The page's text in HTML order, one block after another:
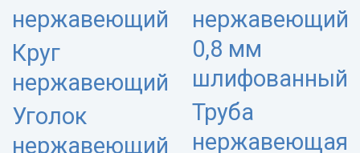
нержавеющий
Круг
нержавеющий
Уголок
нержавеющий
нержавеющий
0,8 мм
шлифованный
Труба
нержавеющая